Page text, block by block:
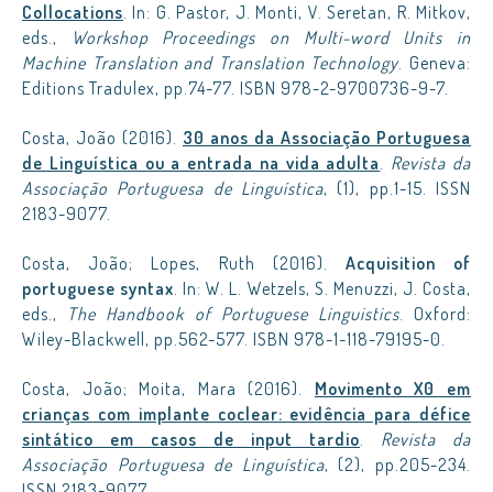
Collocations. In: G. Pastor, J. Monti, V. Seretan, R. Mitkov,
eds.,
Workshop Proceedings on Multi-word Units in
Machine Translation and Translation Technology. Geneva:
Editions Tradulex, pp.74-77. ISBN 978-2-9700736-9-7.
Costa, João (2016). 30 anos da Associação Portuguesa
de Linguística ou a entrada na vida adulta. Revista da
Associação Portuguesa de Linguística, (1), pp.1-15. ISSN
2183-9077.
Costa, João; Lopes, Ruth (2016). Acquisition of
portuguese syntax. In: W. L. Wetzels, S. Menuzzi, J. Costa,
eds.,
The Handbook of Portuguese Linguistics. Oxford:
Wiley-Blackwell, pp.562-577. ISBN 978-1-118-79195-0.
Costa, João; Moita, Mara (2016). Movimento X0 em
crianças com implante coclear: evidência para défice
sintático em casos de input tardio. Revista da
Associação Portuguesa de Linguística, (2), pp.205-234.